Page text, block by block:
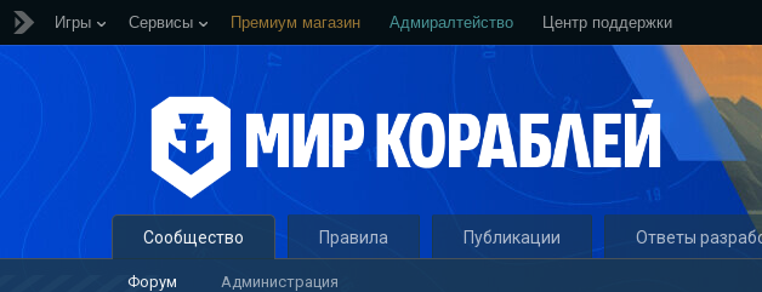
Игры Сервисы Премиум магазин Адмиралтейство Центр поддержки
Сообщество
Форум Администрация
Правила Публикации Ответы